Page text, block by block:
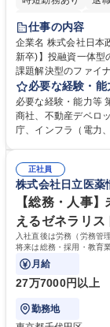
駅近5分以内
食事補助あり
託
仕事の内容
企業名 株式会社日本政策投資銀行 求人名 【
新卒)】投融資一体型のソリューシ
課題解決型のファイ
リー業務、地域戦略
掛け合わせて広く社会に貢献し
テーションを経て適
す。総合職として入
ート・ナレッジ業務
件備考欄に記載 募集職種 【総合職/ポテンシャル採用(第2新卒)】投融資一
体型のソリューショ
必要な経験・能
必要な経験・能力等
商社、不動産デベロ
庁、インフラ（電力
く高い志を併せもっ
卒）では、金融業界
て、複雑化する社会
いう気概をお持ちの方を心待ち
大学 語学力： 資格：
正社員
株式会社日立医薬
【総務・人事
えるゼネラリス
入社直後は労務（労務管
将来は総務・採用・教育
ます。
月給
27万7000円以上
勤務地